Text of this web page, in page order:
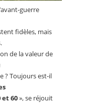
guerre
fidèles, mais
de la valeur de
? Toujours est-il
et 60», se réjouit